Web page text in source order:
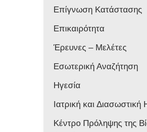
Επίγνωση Κατάστασης
Επικαιρότητα
Έρευνες – Μελέτες
Εσωτερική Αναζήτηση
Ηγεσία
Ιατρική και Διασωστική
Κέντρο Πρόληψης της